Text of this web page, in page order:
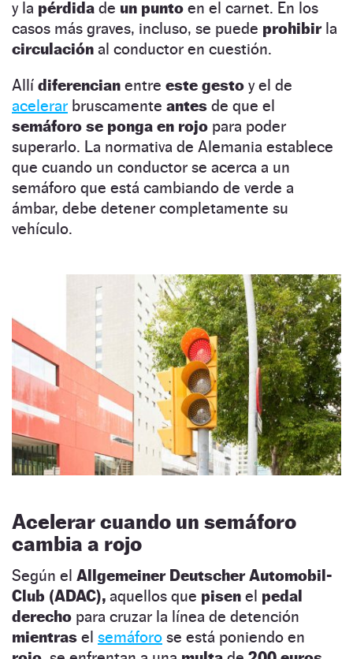
y la pérdida de un punto en el carnet. En los
casos más graves, incluso, se puede prohibir la
circulación al conductor en cuestión.
Allí diferencian entre este gesto y el de
acelerar bruscamente antes de que el
semáforo se ponga en rojo para poder
superarlo. La normativa de Alemania establece
que cuando un conductor se acerca a un
semáforo que está cambiando de verde a
ámbar, debe detener completamente su
vehículo.
Acelerar cuando un semáforo
cambia a rojo
Según el Allgemeiner Deutscher Automobil-
Club (ADAC), aquellos que pisen el pedal
derecho para cruzar la línea de detención
mientras el semáforo se está poniendo en